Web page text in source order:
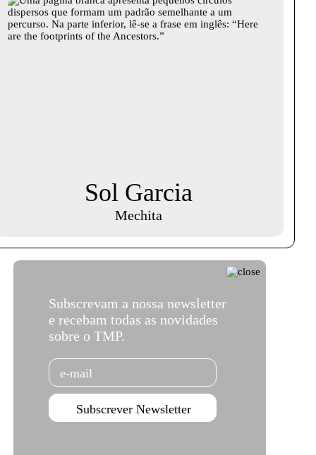
Sol Garcia
Mechita
Subscrevam a nossa newsletter
e recebam todas as novidades
sobre o TMP.
Email
Subscrever Newsletter